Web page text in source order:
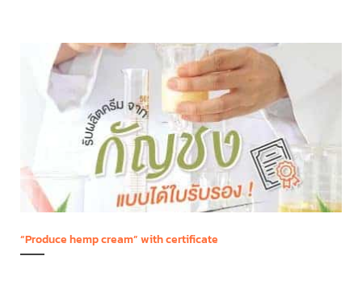
“Produce hemp cream” with certificate